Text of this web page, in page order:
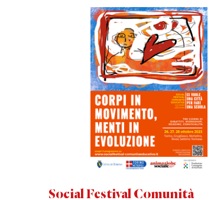
Social Festival Comunità